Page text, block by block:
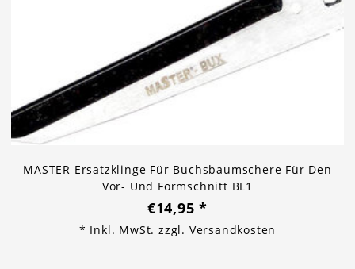
MASTER Ersatzklinge Für Buchsbaumschere Für Den
Vor- Und Formschnitt BL1
€14,95*
* Inkl. MwSt. zzgl. Versandkosten